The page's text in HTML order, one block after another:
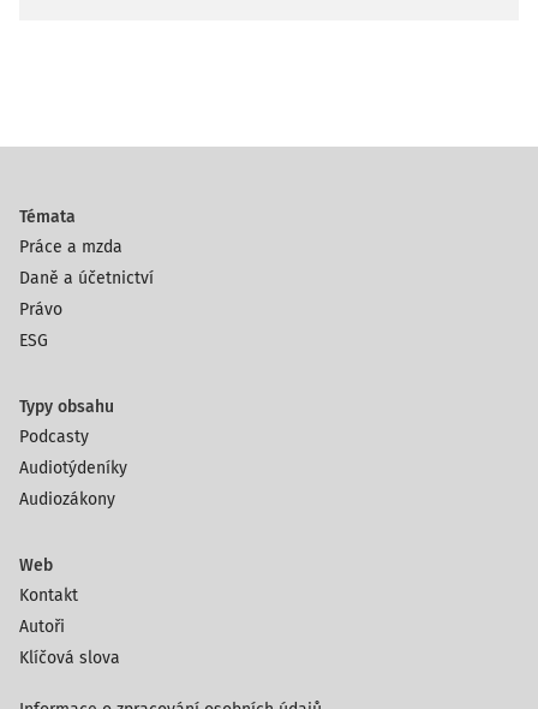
Témata
Práce a mzda
Daně a účetnictví
Právo
ESG
Typy obsahu
Podcasty
Audiotýdeníky
Audiozákony
Web
Kontakt
Autoři
Klíčová slova